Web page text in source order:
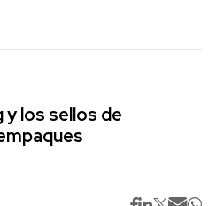
los sellos de